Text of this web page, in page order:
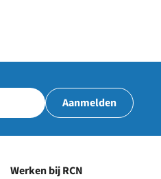
Aanmelden
Werken bij RCN